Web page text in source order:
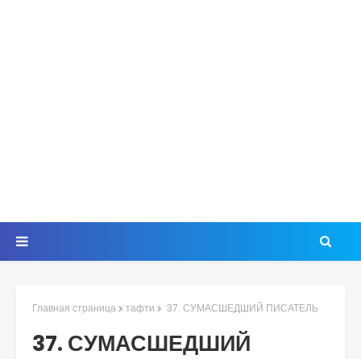
Главная страница тафти 37. СУМАСШЕДШИЙ ПИСАТЕЛЬ
37. СУМАСШЕДШИЙ